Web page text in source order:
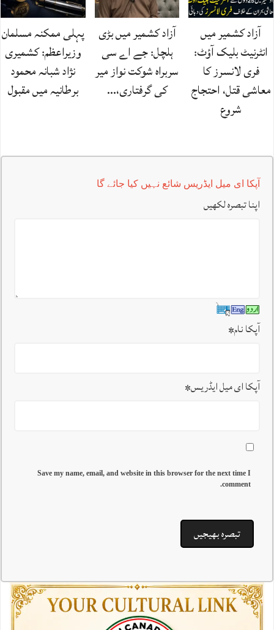
آزاد کشمیر میں
انٹرنیٹ بلیک آؤٹ:
فری لانسرز کا
معاشی قتل، احتجاج
شروع
آزاد کشمیر میں بڑی
ہلچل: جے اے سی
سربراہ شوکت نواز میر
کی گرفتاری،…
پہلی ممکنہ مسلمان
وزیراعظم: کشمیری
نژاد شبانہ محمود
برطانیہ میں مقبول
آپکا ای میل ایڈریس شائع نہیں کیا جائے گا
اپنا تبصرہ لکھیں
آپکا نام*
آپکا ای میل ایڈریس*
Save my name, email, and website in this browser for the next time I
comment.